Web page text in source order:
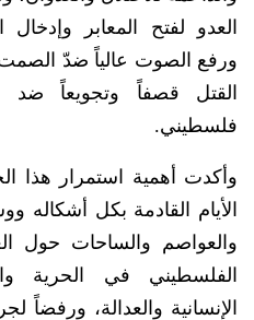
العدو لفتح المعابر وإدخال
ورفع الصوت عالياً ضدّ
القتل قصفاً وتجويعاً
فلسطيني.
وأكدت أهمية استمرار هذا
الأيام القادمة بكل أشكاله
والعواصم والساحات حول
الفلسطيني في الحرية
الإنسانية والعدالة، ورفضاً